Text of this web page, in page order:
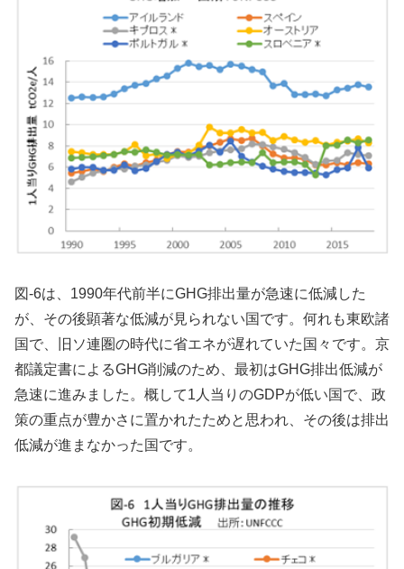
図-6は、1990年代前半にGHG排出量が急速に低減した
が、その後顕著な低減が見られない国です。何れも東欧諸
国で、旧ソ連圏の時代に省エネが遅れていた国々です。京
都議定書によるGHG削減のため、最初はGHG排出低減が
急速に進みました。概して1人当りのGDPが低い国で、政
策の重点が豊かさに置かれたためと思われ、その後は排出
低減が進まなかった国です。